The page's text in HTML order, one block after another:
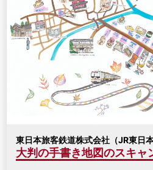
東日本旅客鉄道株式会社（JR東日
大判の手書き地図のスキャ